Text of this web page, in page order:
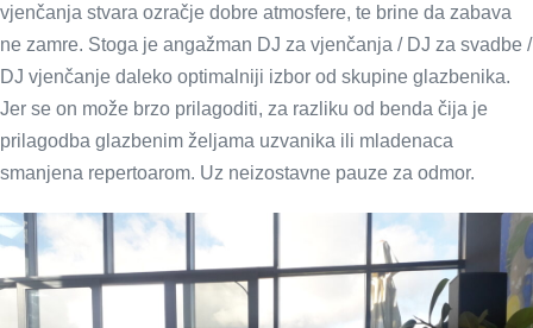
vjenčanja stvara ozračje dobre atmosfere, te brine da zabava
ne zamre. Stoga je angažman DJ za vjenčanja / DJ za svadbe /
DJ vjenčanje daleko optimalniji izbor od skupine glazbenika.
Jer se on može brzo prilagoditi, za razliku od benda čija je
prilagodba glazbenim željama uzvanika ili mladenaca
smanjena repertoarom. Uz neizostavne pauze za odmor.